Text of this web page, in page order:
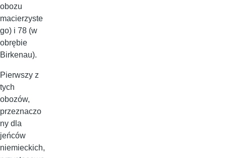
obozu
macierzyste
go) i 78 (w
obrębie
Birkenau).
Pierwszy z
tych
obozów,
przeznaczo
ny dla
jeńców
niemieckich,